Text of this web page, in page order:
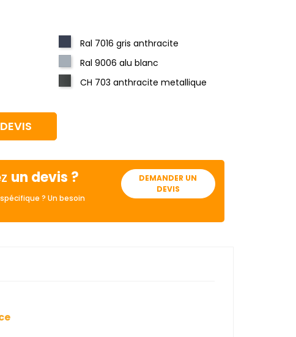
Ral 7016 gris anthracite
Ral 9006 alu blanc
CH 703 anthracite metallique
un devis ?
? Un besoin
DEMANDER UN
DEVIS